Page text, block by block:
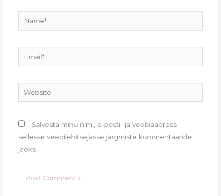
Website
Salvesta minu nimi, e-posti- ja veebiaadress
sellesse veebilehitsejasse järgmiste kommentaaride
jaoks.